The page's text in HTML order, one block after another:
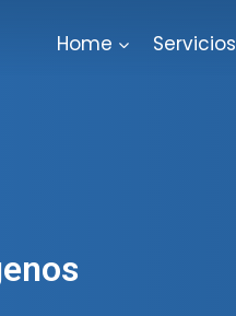
Home Servicios